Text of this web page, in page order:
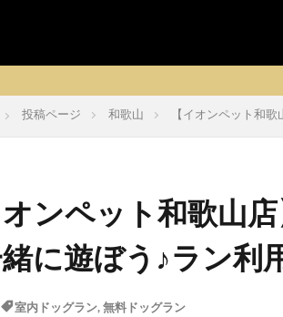
投稿ページ 和歌山 【イオンペット和
オンペット和歌山
に遊ぼう♪ラン利
室内ドッグラン, 無料ドッグラン